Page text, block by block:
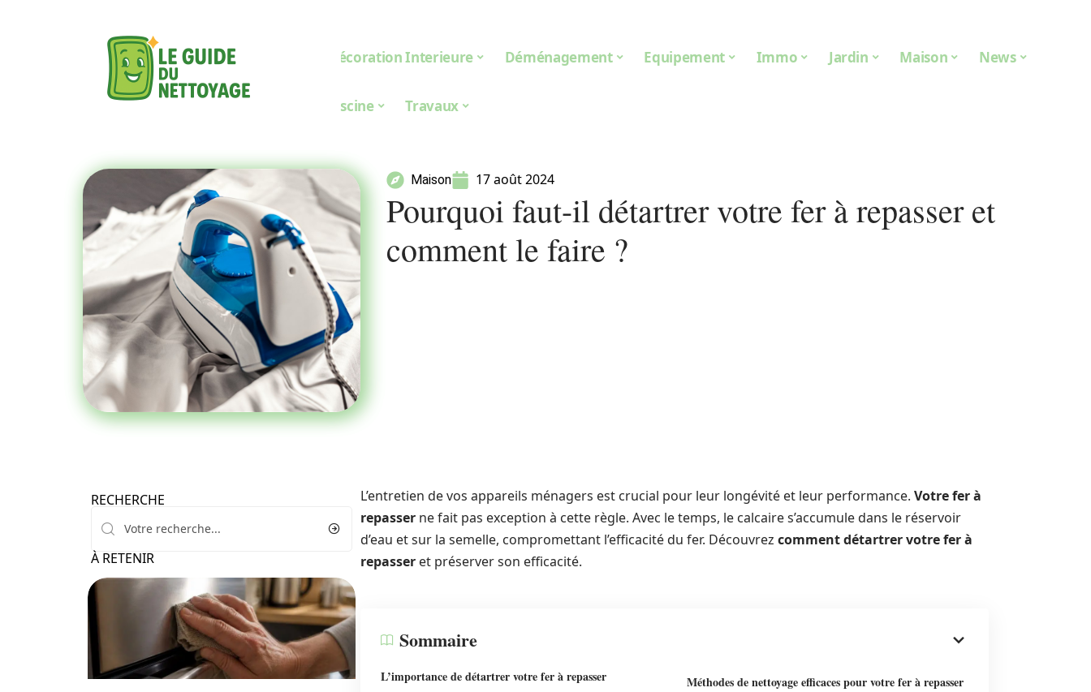
Décoration Interieure Déménagement Equipement Immo Jardin Maison News
Piscine Travaux
Maison 17 août 2024
Pourquoi faut-il détartrer votre fer à repasser et
comment le faire ?
RECHERCHE
À RETENIR
News
L’entretien de vos appareils ménagers est crucial pour leur longévité et leur performance. Votre fer à
repasser ne fait pas exception à cette règle. Avec le temps, le calcaire s’accumule dans le réservoir
d’eau et sur la semelle, compromettant l’efficacité du fer. Découvrez comment détartrer votre fer à
repasser et préserver son efficacité.
Sommaire
L’importance de détartrer votre fer à repasser
Méthodes de nettoyage efficaces pour votre fer à repasser